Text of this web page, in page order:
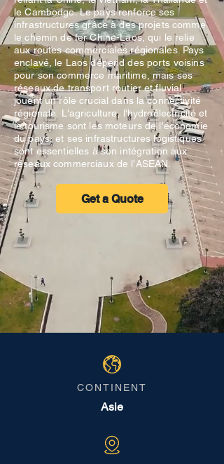
le Cambodge. Le pays renforce ses
infrastructures grâce à des projets comme
le chemin de fer Chine-Laos, qui le relie
aux routes commerciales régionales. Pays
enclavé, le Laos dépend des ports voisins
pour son commerce maritime, mais ses
réseaux de transport routier et fluvial
jouent un rôle crucial dans la connectivité
régionale. L'agriculture, l'hydroélectricité et
le tourisme sont les moteurs de l'économie
du pays, et ses infrastructures logistiques
sont essentielles à son intégration aux
réseaux commerciaux de l'ASEAN.
Get a Quote
CONTINENT
Asie